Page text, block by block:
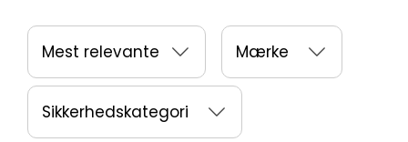
Mest relevante Mærke
Sikkerhedskategori